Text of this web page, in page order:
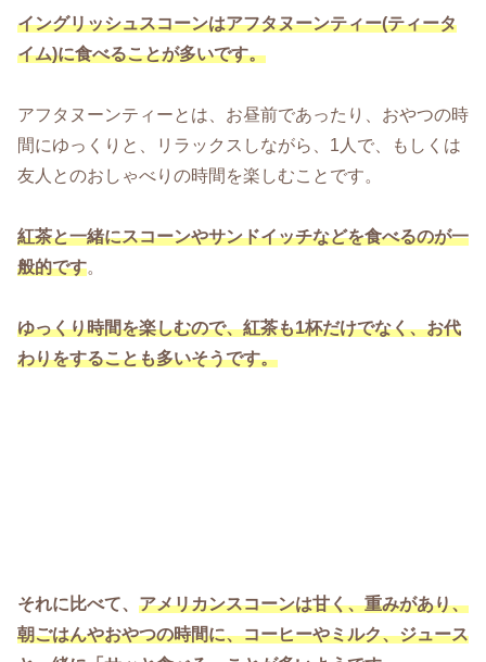
イングリッシュスコーンはアフタヌーンティー(ティータ
イム)に食べることが多いです。
アフタヌーンティーとは、お昼前であったり、おやつの時
間にゆっくりと、リラックスしながら、1人で、もしくは
友人とのおしゃべりの時間を楽しむことです。
紅茶と一緒にスコーンやサンドイッチなどを食べるのが一
般的です。
ゆっくり時間を楽しむので、紅茶も1杯だけでなく、お代
わりをすることも多いそうです。
それに比べて、 アメリカンスコーンは甘く、重みがあり、
朝ごはんやおやつの時間に、コーヒーやミルク、ジュース